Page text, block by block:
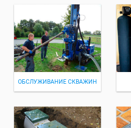
ОБСЛУЖИВАНИЕ СКВАЖИН